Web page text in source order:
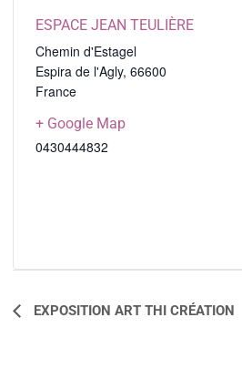
ESPACE JEAN TEULIÈRE
Chemin d'Estagel
Espira de l'Agly, 66600
France
+ Google Map
0430444832
NAVIGATION
EXPOSITION ART THI CRÉATION